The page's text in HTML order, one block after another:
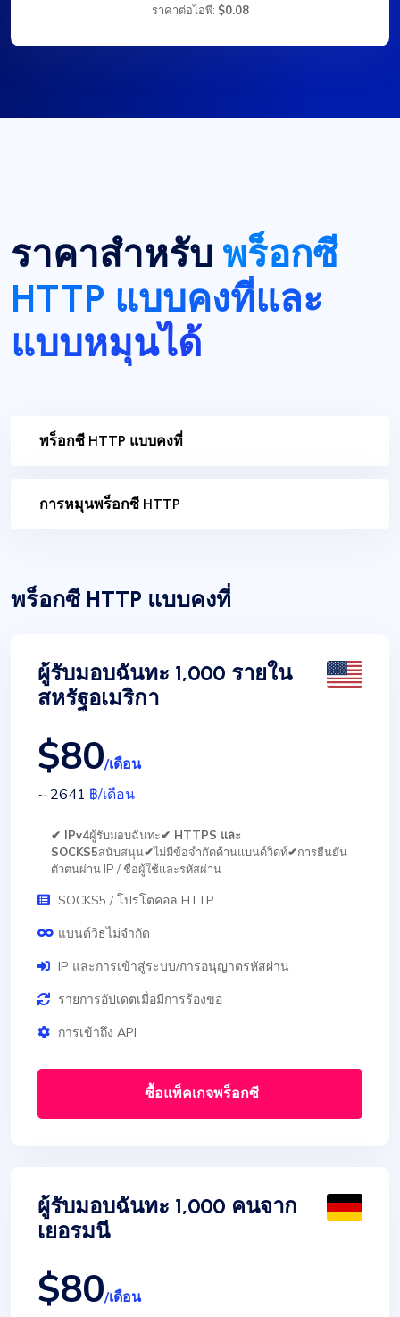
ราคาต่อไอพี: $0.08
ราคาสำหรับ พร็อกซี
HTTP แบบคงที่และ
แบบหมุนได้
พร็อกซี HTTP แบบคงที่
การหมุนพร็อกซี HTTP
พร็อกซี HTTP แบบคงที่
ผู้รับมอบฉันทะ 1,000 รายใน
สหรัฐอเมริกา
$80/เดือน
~ 2641 ฿/เดือน
✔ IPv4ผู้รับมอบฉันทะ✔ HTTPS และ
SOCKS5สนับสนุน✔ไม่มีข้อจำกัดด้านแบนด์วิดท์✔การยืนยัน
ตัวตนผ่าน IP / ชื่อผู้ใช้และรหัสผ่าน
SOCKS5 / โปรโตคอล HTTP
แบนด์วิธไม่จำกัด
IP และการเข้าสู่ระบบ/การอนุญาตรหัสผ่าน
รายการอัปเดตเมื่อมีการร้องขอ
การเข้าถึง API
ซื้อแพ็คเกจพร็อกซี
ผู้รับมอบฉันทะ 1,000 คนจาก
เยอรมนี
$80/เดือน